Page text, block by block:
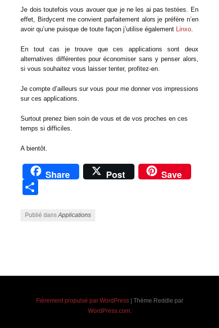
Je dois toutefois vous avouer que je ne les ai pas testées. En
effet, Birdycent me convient parfaitement alors je préfère n’en
avoir qu’une puisque de toute façon j’utilise également Linxo
En tout cas je trouve que ces applications sont deux
alternatives différentes pour économiser sans y penser alors,
si vous souhaitez vous laisser tenter, profitez-en.
Je compte d’ailleurs sur vous pour me donner vos impressions
sur ces applications.
Surtout prenez bien soin de vous et de vos proches en ces
temps si difficiles.
A bientôt.
Share Post Save
Publié dansApplications
Fièrement propulsé par WordPress
Thème Reddle par
WordPress.com.